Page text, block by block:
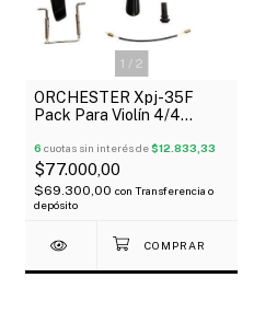
1 / 2
ORCHESTER Xpj-35F
Pack Para Violín 4/4
Mentonera Cordal Pin
6 cuotas sin interés de$12.833,33
$77.000,00
$69.300,00 con Transferencia o
depósito